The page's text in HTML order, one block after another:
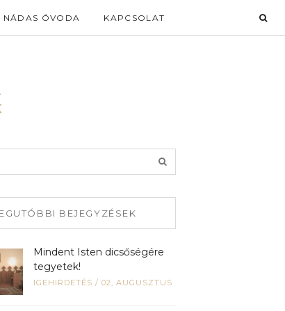
NÁDAS ÓVODA KAPCSOLAT
BEJEGYZÉSEK
Mindent Isten dicsőségére
tegyetek!
IGEHIRDETÉS / 02, AUGUSZTUS